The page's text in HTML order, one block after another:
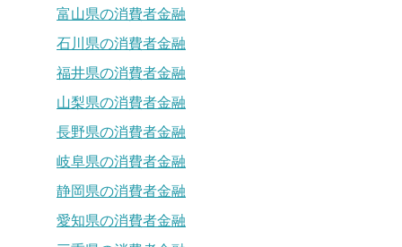
富山県の消費者金融
石川県の消費者金融
福井県の消費者金融
山梨県の消費者金融
長野県の消費者金融
岐阜県の消費者金融
静岡県の消費者金融
愛知県の消費者金融